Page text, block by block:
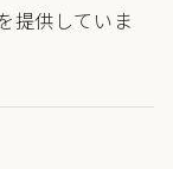
提供していま